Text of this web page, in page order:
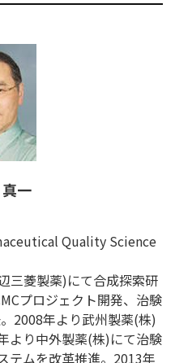
一
Quality Science
三菱製薬)にて合成探索研
プロジェクト開発、治験
2008年より武州製薬(株)
より中外製薬(株)にて治験
テムを改革推進。2013年